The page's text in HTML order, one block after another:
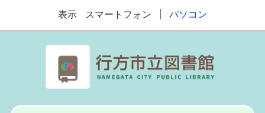
表示 スマートフォン パソコン